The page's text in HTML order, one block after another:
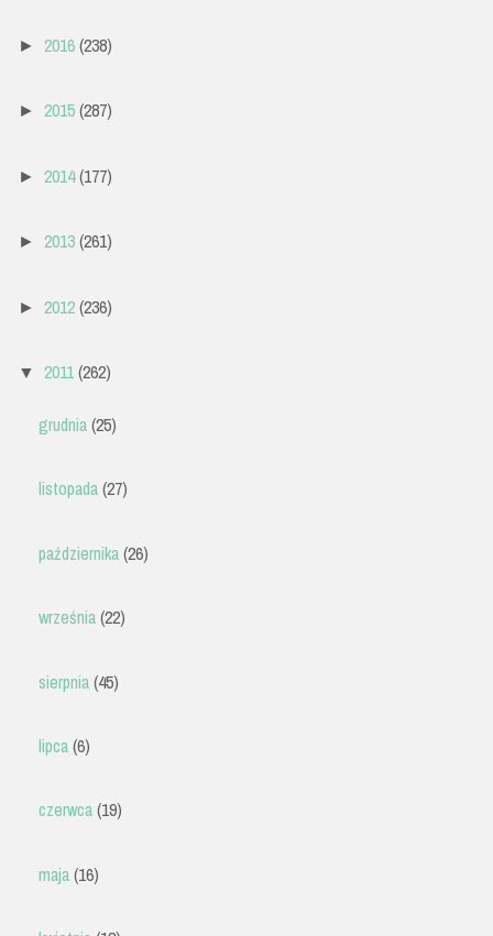
► 2016(238)
► 2015(287)
► 2014(177)
► 2013(261)
► 2012(236)
▼ 2011(262)
grudnia(25)
listopada(27)
października(26)
września(22)
sierpnia(45)
lipca(6)
czerwca(19)
maja(16)